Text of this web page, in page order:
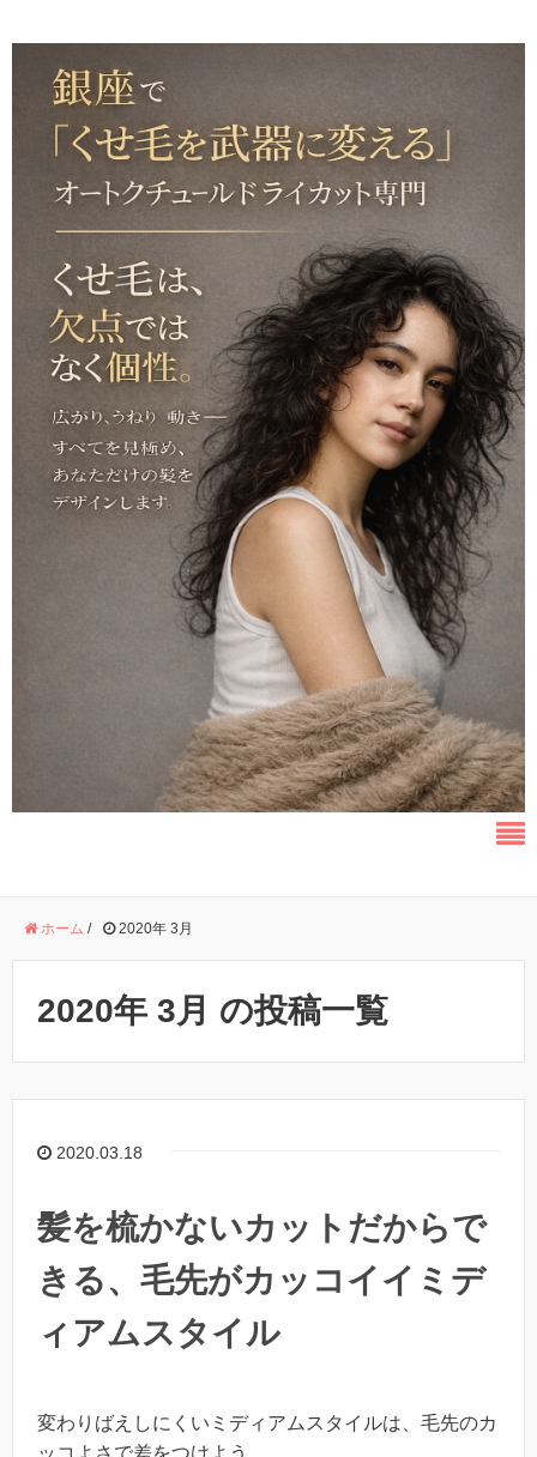
ホーム / 2020年 3月
2020年 3月 の投稿一覧
2020.03.18
髪を梳かないカットだからで
きる、毛先がカッコイイミデ
ィアムスタイル
変わりばえしにくいミディアムスタイルは、毛先のカ
ッコよさで差をつけよう。